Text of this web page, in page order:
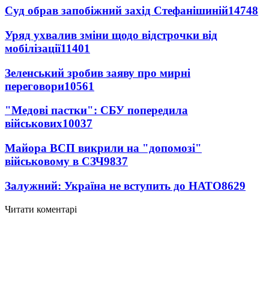
Суд обрав запобіжний захід Стефанішиній14748
Уряд ухвалив зміни щодо відстрочки від
мобілізації11401
Зеленський зробив заяву про мирні
переговори10561
"Медові пастки": СБУ попередила
військових10037
Майора ВСП викрили на "допомозі"
військовому в СЗЧ9837
Залужний: Україна не вступить до НАТО8629
Читати коментарі